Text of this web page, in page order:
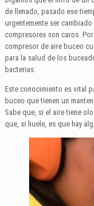
de llenado, pasado ese
urgentemente ser
compresores son caros.
compresor de aire buceo
para la salud de los
bacterias.
Este conocimiento es vital
buceo que tienen un
Sabe que, si el aire tiene
que, si huele, es que hay